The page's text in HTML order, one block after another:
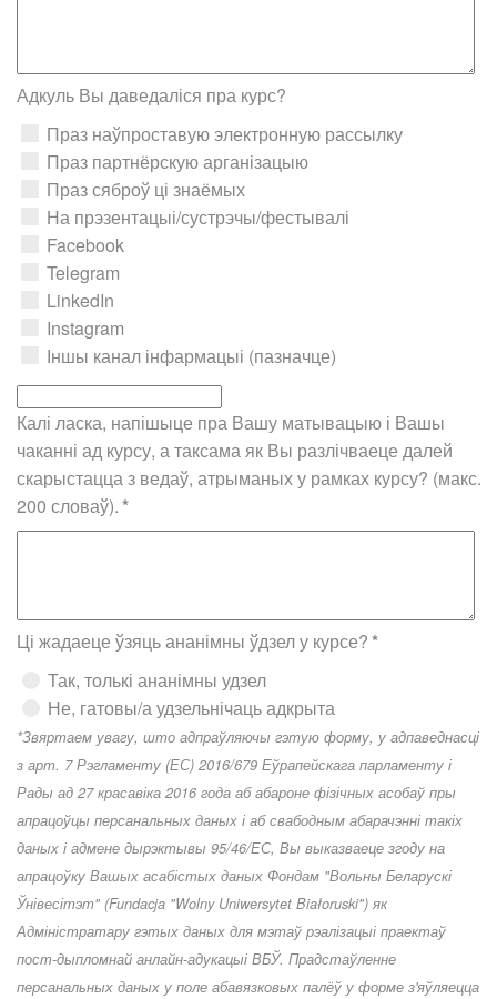
Адкуль Вы даведаліся пра курс?
Праз наўпроставую электронную рассылку
Праз партнёрскую арганізацыю
Праз сяброў ці знаёмых
На прэзентацыі/сустрэчы/фестывалі
Facebook
Telegram
LinkedIn
Instagram
Іншы канал інфармацыі (пазначце)
Калі ласка, напішыце пра Вашу матывацыю і Вашы
чаканні ад курсу, а таксама як Вы разлічваеце далей
скарыстацца з ведаў, атрыманых у рамках курсу? (макс.
200 словаў).*
Ці жадаеце ўзяць ананімны ўдзел у курсе?*
Так, толькі ананімны удзел
Не, гатовы/а удзельнічаць адкрыта
*Звяртаем увагу, што адпраўляючы гэтую форму, у адпаведнасці
з арт. 7 Рэгламенту (ЕС) 2016/679 Еўрапейскага парламенту і
Рады ад 27 красавіка 2016 года аб абароне фізічных асобаў пры
апрацоўцы персанальных даных і аб свабодным абарачэнні такіх
даных і адмене дырэктывы 95/46/ЕС, Вы выказваеце згоду на
апрацоўку Вашых асабістых даных Фондам "Вольны Беларускі
Ўнівесітэт" (Fundacja "Wolny Uniwersytet Białoruski") як
Адміністратару гэтых даных для мэтаў рэалізацыі праектаў
пост-дыпломнай анлайн-адукацыі ВБЎ. Прадстаўленне
персанальных даных у поле абавязковых палёў у форме з'яўляецца